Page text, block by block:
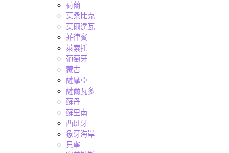
荷蘭
莫桑比克
莫爾達瓦
菲律賓
萊索托
葡萄牙
蒙古
薩摩亞
薩爾瓦多
蘇丹
蘇里南
西班牙
象牙海岸
貝寧